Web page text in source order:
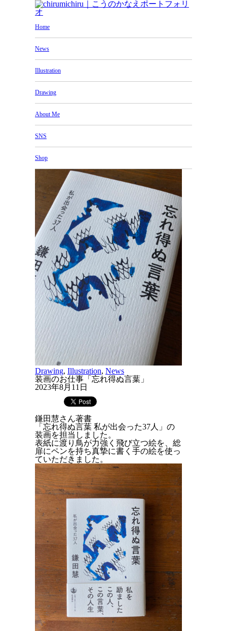
Home
News
Illustration
Drawing
About Me
SNS
Shop
Drawing, Illustration, News
装画のお仕事「忘れ得ぬ言葉」
2023年8月11日
鎌田慧さん著書
「忘れ得ぬ言葉 私が出会った37人」の
装画を担当しました。
表紙に渡り鳥が力強く飛び立つ絵を、総
扉にペンを持ち真摯に書く手の絵を使っ
ていただきました。